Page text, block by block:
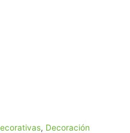
, Decoración